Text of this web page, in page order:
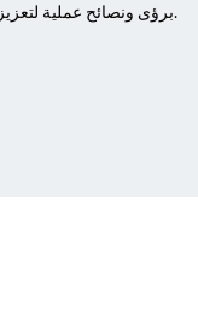
برؤى ونصائح عملية لتعزيز صحتك الإدراكية.